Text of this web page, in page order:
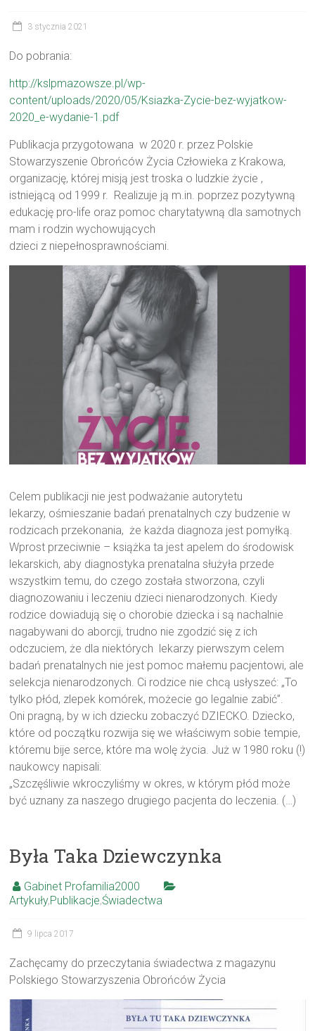
3 stycznia 2021
Do pobrania:
http://kslpmazowsze.pl/wp-
content/uploads/2020/05/Ksiazka-Zycie-bez-wyjatkow-
2020_e-wydanie-1.pdf
Publikacja przygotowana w 2020 r. przez Polskie
Stowarzyszenie Obrońców Życia Człowieka z Krakowa,
organizację, której misją jest troska o ludzkie życie ,
istniejącą od 1999 r. Realizuje ją m.in. poprzez pozytywną
edukację pro-life oraz pomoc charytatywną dla samotnych
mam i rodzin wychowujących
dzieci z niepełnosprawnościami.
Celem publikacji nie jest podważanie autorytetu
lekarzy, ośmieszanie badań prenatalnych czy budzenie w
rodzicach przekonania, że każda diagnoza jest pomyłką.
Wprost przeciwnie – książka ta jest apelem do środowisk
lekarskich, aby diagnostyka prenatalna służyła przede
wszystkim temu, do czego została stworzona, czyli
diagnozowaniu i leczeniu dzieci nienarodzonych. Kiedy
rodzice dowiadują się o chorobie dziecka i są nachalnie
nagabywani do aborcji, trudno nie zgodzić się z ich
odczuciem, że dla niektórych lekarzy pierwszym celem
badań prenatalnych nie jest pomoc małemu pacjentowi, ale
selekcja nienarodzonych. Ci rodzice nie chcą usłyszeć: „To
tylko płód, zlepek komórek, możecie go legalnie zabić”.
Oni pragną, by w ich dziecku zobaczyć DZIECKO. Dziecko,
które od początku rozwija się we właściwym sobie tempie,
któremu bije serce, które ma wolę życia. Już w 1980 roku (!)
naukowcy napisali:
„Szczęśliwie wkroczyliśmy w okres, w którym płód może
być uznany za naszego drugiego pacjenta do leczenia. (…)
Była Taka Dziewczynka
Gabinet Profamilia2000
Artykuły,Publikacje,Świadectwa
9 lipca 2017
Zachęcamy do przeczytania świadectwa z magazynu
Polskiego Stowarzyszenia Obrońców Życia